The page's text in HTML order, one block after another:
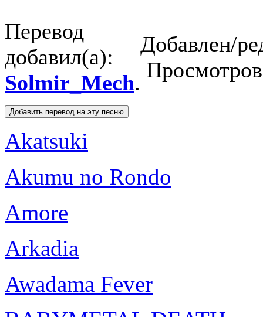
Перевод
добавил(а):
Solmir_Mech.
Добавлен/
Akatsuki
Akumu no Rondo
Amore
Arkadia
Awadama Fever